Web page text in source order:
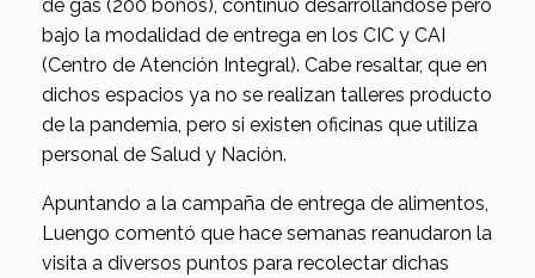
de gas (200 bonos), continuó desarrollándose pero
bajo la modalidad de entrega en los CIC y CAI
(Centro de Atención Integral). Cabe resaltar, que en
dichos espacios ya no se realizan talleres producto
de la pandemia, pero si existen oficinas que utiliza
personal de Salud y Nación.
Apuntando a la campaña de entrega de alimentos,
Luengo comentó que hace semanas reanudaron la
visita a diversos puntos para recolectar dichas